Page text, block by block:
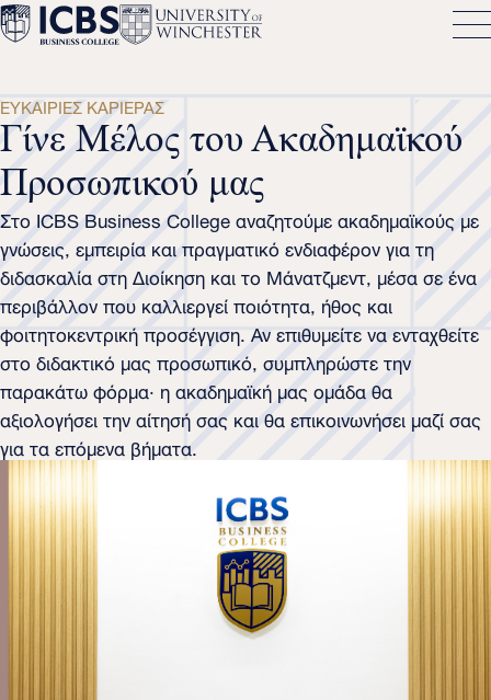
ΕΥΚΑΙΡΊΕΣ ΚΑΡΙΈΡΑΣ
Γίνε Μέλος του Ακαδημαϊκού
Προσωπικού μας
Στο ICBS Business College αναζητούμε ακαδημαϊκούς με
γνώσεις, εμπειρία και πραγματικό ενδιαφέρον για τη
διδασκαλία στη Διοίκηση και το Μάνατζμεντ, μέσα σε ένα
περιβάλλον που καλλιεργεί ποιότητα, ήθος και
φοιτητοκεντρική προσέγγιση. Αν επιθυμείτε να ενταχθείτε
στο διδακτικό μας προσωπικό, συμπληρώστε την
παρακάτω φόρμα· η ακαδημαϊκή μας ομάδα θα
αξιολογήσει την αίτησή σας και θα επικοινωνήσει μαζί σας
για τα επόμενα βήματα.